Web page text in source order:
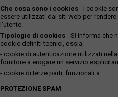
Che cosa sono i cookies - I cookie
essere utilizzati dai siti web per
l'utente.
Tipologie di cookies - Si informa che
cookie definiti tecnici, ossia:
- cookie di autenticazione utilizzati
fornitore a erogare un servizio
- cookie di terze parti, funzionali a:
PROTEZIONE SPAM